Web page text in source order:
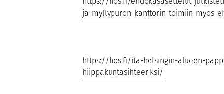
ja-myllypuron-kanttorin-toimiin-myos-
https://hos.fi/ita-helsingin-alueen-
hiippakuntasihteeriksi/